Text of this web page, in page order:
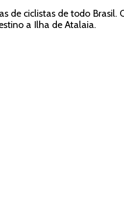
de ciclistas de todo
a Ilha de Atalaia.